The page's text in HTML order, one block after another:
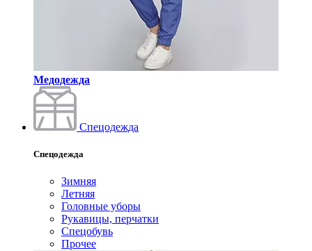
Медодежда
Спецодежда
Спецодежда
Зимняя
Летняя
Головные уборы
Рукавицы, перчатки
Спецобувь
Прочее